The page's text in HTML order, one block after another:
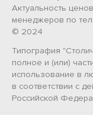
Актуальность
менеджеров по
© 2024
Типография
полное и (или)
использование в
в соответствии с
Российской